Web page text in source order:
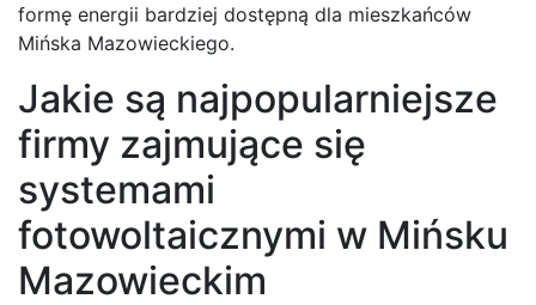
formę energii bardziej dostępną dla mieszkańców
Mińska Mazowieckiego.
Jakie są najpopularniejsze
firmy zajmujące się
systemami
fotowoltaicznymi w Mińsku
Mazowieckim